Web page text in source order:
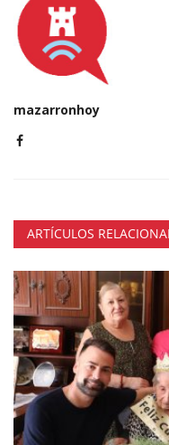
mazarronhoy
ARTÍCULOS